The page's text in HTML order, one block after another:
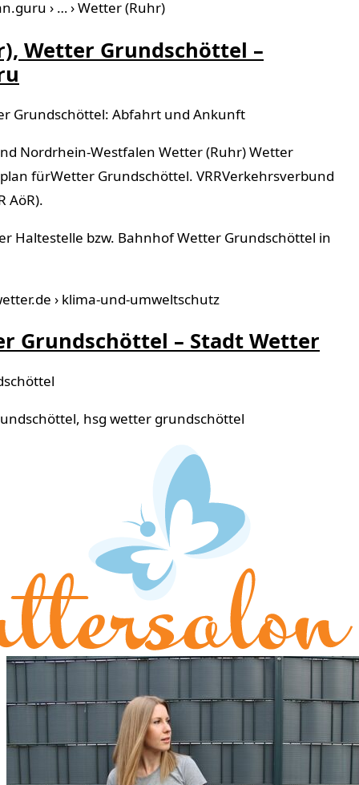
› … › Wetter (Ruhr)
Wetter Grundschöttel –
Grundschöttel: Abfahrt und Ankunft
Nordrhein-Westfalen Wetter (Ruhr) Wetter
fürWetter Grundschöttel. VRRVerkehrsverbund
AöR).
Haltestelle bzw. Bahnhof Wetter Grundschöttel in
› klima-und-umweltschutz
Grundschöttel – Stadt Wetter
hsg wetter grundschöttel